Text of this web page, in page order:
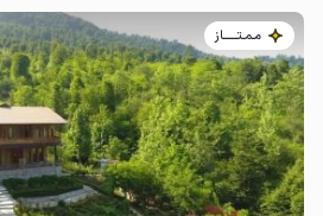
مـمـتــــــاز